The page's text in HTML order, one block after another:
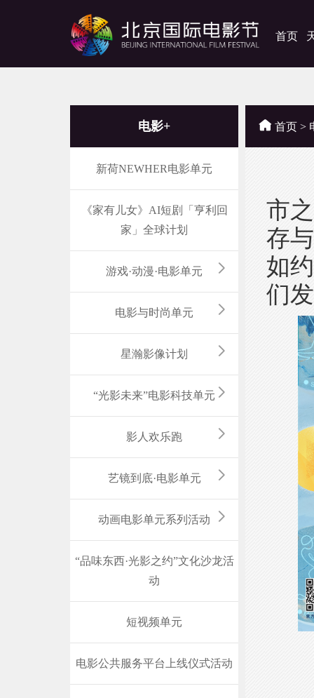
首页
电影+
新荷NEWHER电影单元
《家有儿女》AI短剧「亨利回
家」全球计划
游戏·动漫·电影单元
电影与时尚单元
星瀚影像计划
“光影未来”电影科技单元
影人欢乐跑
艺镜到底·电影单元
动画电影单元系列活动
“品味东西·光影之约”文化沙龙活
动
短视频单元
电影公共服务平台上线仪式活动
首页 >
市
存
如
们